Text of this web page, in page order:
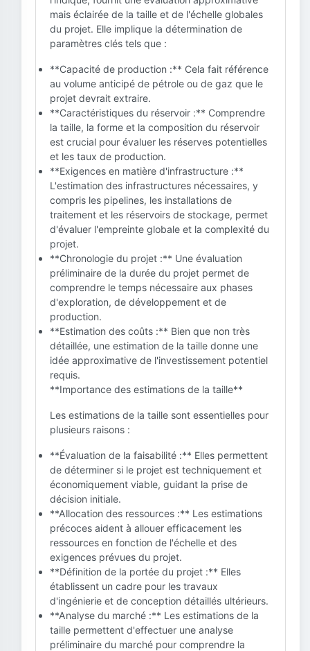
mais éclairée de la taille et de l'échelle globales
du projet. Elle implique la détermination de
paramètres clés tels que :
**Capacité de production :** Cela fait référence
au volume anticipé de pétrole ou de gaz que le
projet devrait extraire.
**Caractéristiques du réservoir :** Comprendre
la taille, la forme et la composition du réservoir
est crucial pour évaluer les réserves potentielles
et les taux de production.
**Exigences en matière d'infrastructure :**
L'estimation des infrastructures nécessaires, y
compris les pipelines, les installations de
traitement et les réservoirs de stockage, permet
d'évaluer l'empreinte globale et la complexité du
projet.
**Chronologie du projet :** Une évaluation
préliminaire de la durée du projet permet de
comprendre le temps nécessaire aux phases
d'exploration, de développement et de
production.
**Estimation des coûts :** Bien que non très
détaillée, une estimation de la taille donne une
idée approximative de l'investissement potentiel
requis.
**Importance des estimations de la taille**
Les estimations de la taille sont essentielles pour
plusieurs raisons :
**Évaluation de la faisabilité :** Elles permettent
de déterminer si le projet est techniquement et
économiquement viable, guidant la prise de
décision initiale.
**Allocation des ressources :** Les estimations
précoces aident à allouer efficacement les
ressources en fonction de l'échelle et des
exigences prévues du projet.
**Définition de la portée du projet :** Elles
établissent un cadre pour les travaux
d'ingénierie et de conception détaillés ultérieurs.
**Analyse du marché :** Les estimations de la
taille permettent d'effectuer une analyse
préliminaire du marché pour comprendre la